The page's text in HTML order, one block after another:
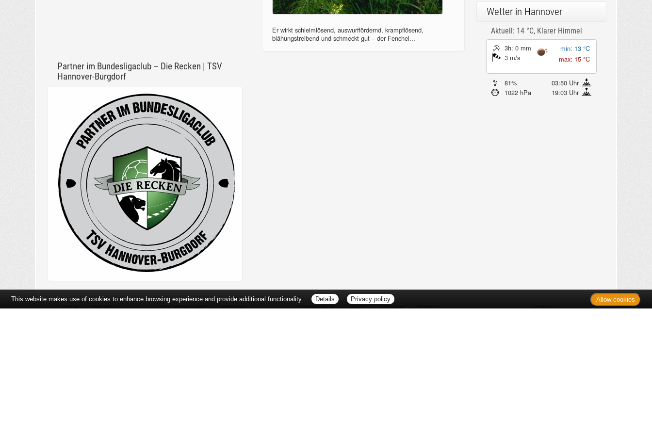
Er wirkt schleimlösend, auswurffördernd, krampflösend,
blähungstreibend und schmeckt gut – der Fenchel...
Partner im Bundesligaclub – Die Recken | TSV
Hannover-Burgdorf
Wetter in Hannover
Aktuell: 14 °C, Klarer Himmel
3h: 0 mm
3 m/s
min: 13 °C
max: 15 °C
81%
03:50 Uhr
1022 hPa
19:03 Uhr
Home Über uns Gesundheits-App Leistungen Vorbestellung Aktion Notdienst Wissen Kontakt
This website makes use of cookies to enhance browsing experience and provide additional functionality. Details Privacy policy Allow cookies